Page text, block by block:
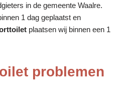
in de gemeente Waalre.
1 dag geplaatst en
plaatsen wij binnen een 1
problemen